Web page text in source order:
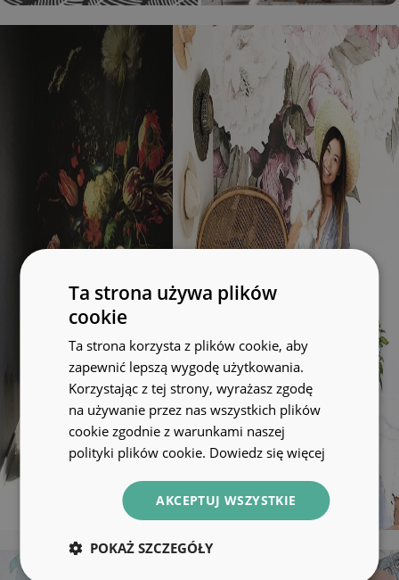
Ta strona używa plików
cookie
Ta strona korzysta z plików cookie, aby
zapewnić lepszą wygodę użytkowania.
Korzystając z tej strony, wyrażasz zgodę
na używanie przez nas wszystkich plików
cookie zgodnie z warunkami naszej
polityki plików cookie. Dowiedz się więcej
AKCEPTUJ WSZYSTKIE
POKAŻ SZCZEGÓŁY